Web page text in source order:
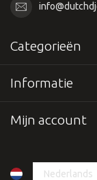
Categorieën
Informatie
Mijn account